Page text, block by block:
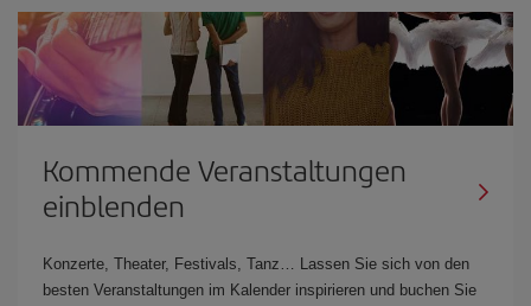
Kommende Veranstaltungen
einblenden
Konzerte, Theater, Festivals, Tanz… Lassen Sie sich von den
besten Veranstaltungen im Kalender inspirieren und buchen Sie